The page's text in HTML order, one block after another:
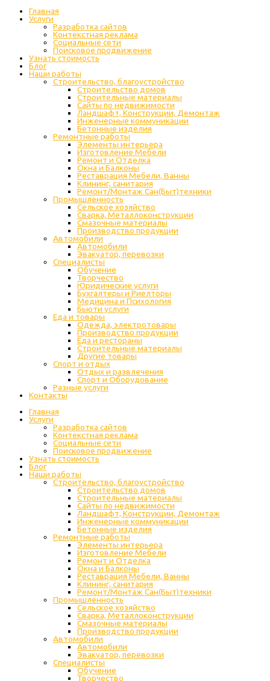
Главная
Услуги
Разработка сайтов
Контекстная реклама
Социальные сети
Поисковое продвижение
Узнать стоимость
Блог
Наши работы
Строительство, благоустройство
Строительство домов
Строительные материалы
Сайты по недвижимости
Ландшафт, Конструкции, Демонтаж
Инженерные коммуникации
Бетонные изделия
Ремонтные работы
Элементы интерьера
Изготовление Мебели
Ремонт и Отделка
Окна и Балконы
Реставрация Мебели, Ванны
Клининг, санитария
Ремонт/Монтаж Сан(Быт)техники
Промышленность
Cельское хозяйство
Сварка, Металлоконструкции
Cмазочные материалы
Производство продукции
Автомобили
Автомобили
Эвакуатор, перевозки
Специалисты
Обучение
Творчество
Юридические услуги
Бухгалтеры и Риелторы
Медицина и Психология
Бьюти услуги
Еда и товары
Одежда, электротовары
Производство продукции
Еда и рестораны
Строительные материалы
Другие товары
Спорт и отдых
Отдых и развлечения
Спорт и Оборудование
Разные услуги
Контакты
Главная
Услуги
Разработка сайтов
Контекстная реклама
Социальные сети
Поисковое продвижение
Узнать стоимость
Блог
Наши работы
Строительство, благоустройство
Строительство домов
Строительные материалы
Сайты по недвижимости
Ландшафт, Конструкции, Демонтаж
Инженерные коммуникации
Бетонные изделия
Ремонтные работы
Элементы интерьера
Изготовление Мебели
Ремонт и Отделка
Окна и Балконы
Реставрация Мебели, Ванны
Клининг, санитария
Ремонт/Монтаж Сан(Быт)техники
Промышленность
Cельское хозяйство
Сварка, Металлоконструкции
Cмазочные материалы
Производство продукции
Автомобили
Автомобили
Эвакуатор, перевозки
Специалисты
Обучение
Творчество